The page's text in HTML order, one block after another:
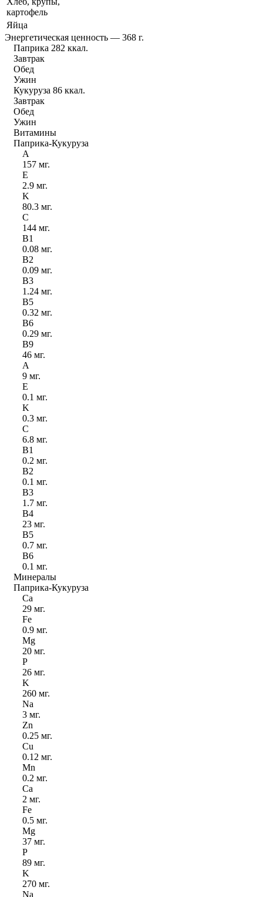
картофель
Яйца
Энергетическая ценность — 368 г.
Паприка 282 ккал.
Завтрак
Обед
Ужин
Кукуруза 86 ккал.
Завтрак
Обед
Ужин
Витамины
Паприка-Кукуруза
A
157 мг.
E
2.9 мг.
K
80.3 мг.
C
144 мг.
B1
0.08 мг.
B2
0.09 мг.
B3
1.24 мг.
B5
0.32 мг.
B6
0.29 мг.
B9
46 мг.
A
9 мг.
E
0.1 мг.
K
0.3 мг.
C
6.8 мг.
B1
0.2 мг.
B2
0.1 мг.
B3
1.7 мг.
B4
23 мг.
B5
0.7 мг.
B6
0.1 мг.
Минералы
Паприка-Кукуруза
Ca
29 мг.
Fe
0.9 мг.
Mg
20 мг.
P
26 мг.
K
260 мг.
Na
3 мг.
Zn
0.25 мг.
Cu
0.12 мг.
Mn
0.2 мг.
Ca
2 мг.
Fe
0.5 мг.
Mg
37 мг.
P
89 мг.
K
270 мг.
Na